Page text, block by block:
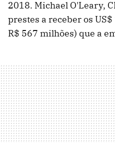
2018. Michael O'Leary,
prestes a receber os
R$ 567 milhões) que a